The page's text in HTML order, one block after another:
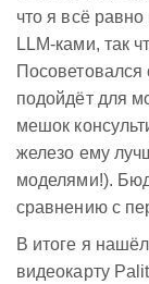
что я всё
LLM-ками, так
подойдёт для
мешок
железо ему
моделями!).
сравнению с
В итоге я
видеокарту